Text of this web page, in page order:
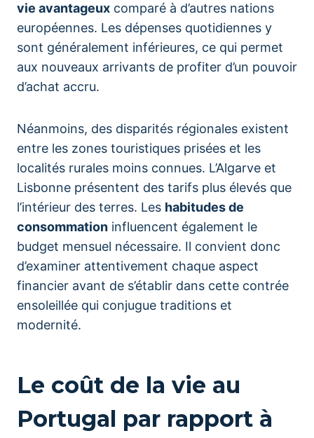
vie avantageux comparé à d’autres nations
européennes. Les dépenses quotidiennes y
sont généralement inférieures, ce qui permet
aux nouveaux arrivants de profiter d’un pouvoir
d’achat accru.
Néanmoins, des disparités régionales existent
entre les zones touristiques prisées et les
localités rurales moins connues. L’Algarve et
Lisbonne présentent des tarifs plus élevés que
l’intérieur des terres. Les habitudes de
consommation influencent également le
budget mensuel nécessaire. Il convient donc
d’examiner attentivement chaque aspect
financier avant de s’établir dans cette contrée
ensoleillée qui conjugue traditions et
modernité.
Le coût de la vie au
Portugal par rapport à